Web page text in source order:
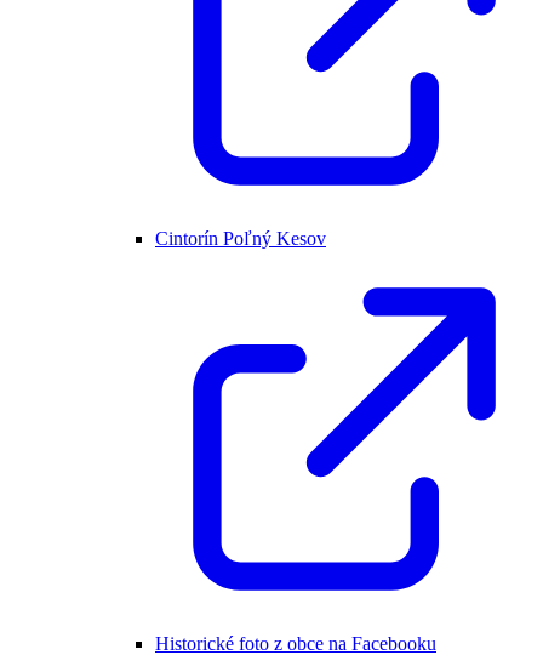
Cintorín Poľný Kesov
Historické foto z obce na Facebooku